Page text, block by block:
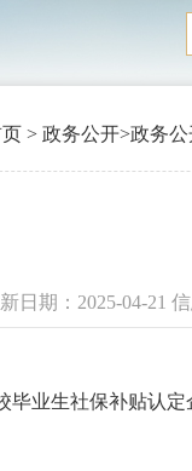
> 政务公开>政务
日期：2025-04-21
毕业生社保补贴认定